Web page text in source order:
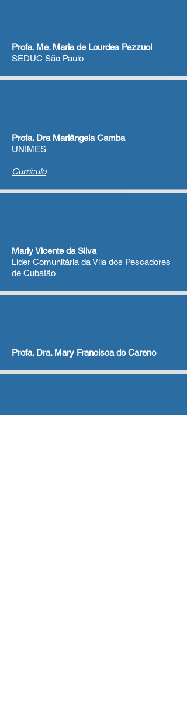
Profa. Me. Maria de Lourdes Pezzuol
SEDUC São Paulo
Profa. Dra Mariângela Camba
UNIMES
Currículo
Marly Vicente da Silva
Líder Comunitária da Vila dos Pescadores
de Cubatão
Profa. Dra. Mary Francisca do Careno